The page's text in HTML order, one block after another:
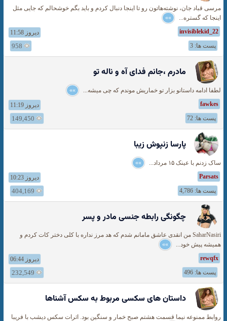
مرسی قباد جان، نوشته‌هاتون رو تا اینجا دنبال کردم و باید بگم خوشحالم که جایی مثل
اینجا که گستره... »»
invisiblekid_22
دیروز 11:58
پست ها: 3
958
مادرم ،جانم فدای آه و ناله تو
لطفا ادامه داستانو بزار تو خماریش موندم که چی میشه... »»
fawkes
دیروز 11:19
پست ها: 72
149,450
پارسا زنپوش زیبا
ساک زدنم با عینک ۱۵ مرداد...
»»
Parsats
دیروز 10:23
پست ها: 4,786
404,169
چگونگی رابطه جنسی مادر و پسر
SaharNasiri من انقدی عاشق مامانم شدم که هد مرز نداره با کلی دختر کات کردم و
همیشه پیش خود... »»
rewqfx
دیروز 06:44
پست ها: 496
232,549
داستان های سکسی مربوط به سکس آشناها
روابط ممنوعه نیما قسمت هشتم صبح خمار و سنگین بود. اثرات سکس دیشب با فریبا